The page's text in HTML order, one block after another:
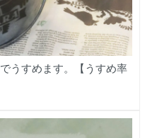
うすめます。【うすめ率